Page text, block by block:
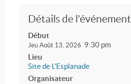
Détails de l'événement
Début
Jeu Août 13, 2026 9:30 pm
Lieu
Site de L'Esplanade
Organisateur